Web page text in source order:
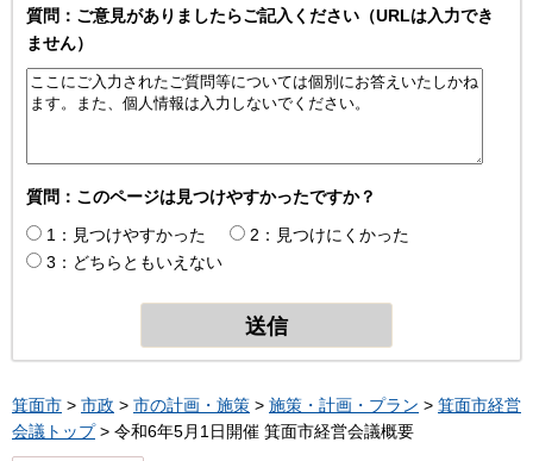
質問：ご意見がありましたらご記入ください（URLは入力でき
ません）
質問：このページは見つけやすかったですか？
1：見つけやすかった
2：見つけにくかった
3：どちらともいえない
箕面市 > 市政 > 市の計画・施策 > 施策・計画・プラン > 箕面市経営
会議トップ> 令和6年5月1日開催 箕面市経営会議概要